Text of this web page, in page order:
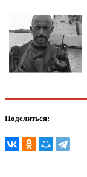
Поделиться: